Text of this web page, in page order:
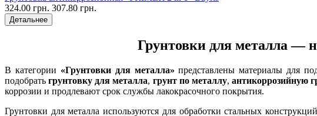
324.00 грн. 307.80 грн.
Детальнее
Грунтовки для металла —
В категории «Грунтовки для металла» представлены материалы для
подобратьгрунтовку для металла, грунт по металлу, антикоррозийную
коррозии и продлевают срок службы лакокрасочного покрытия.
Грунтовки для металла используются для обработки стальных